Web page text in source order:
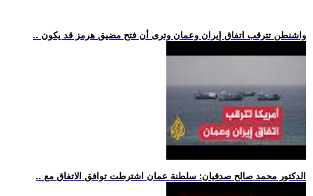
.. واشنطن تترقب اتفاق إيران وعمان وترى أن فتح مضيق هرمز قد يكون
.. الدكتور محمد صالح صدقيان: سلطنة عمان اشترطت توافق الاتفاق مع